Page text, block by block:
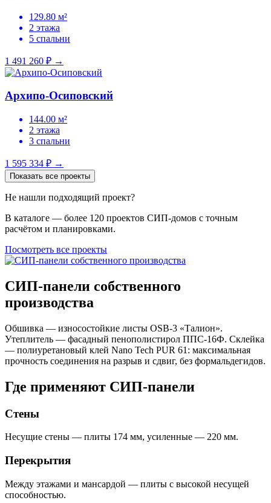
129.80 м²
2 этажа
5 спальни
1 491 260 ₽ →
Архипо-Осиповский
144.00 м²
2 этажа
3 спальни
1 595 334 ₽ →
Показать все проекты
Не нашли подходящий проект?
В каталоге — более 120 проектов СИП-домов с точным
расчётом и планировками.
Посмотреть все проекты
СИП-панели собственного
производства
Обшивка — износостойкие листы OSB-3 «Талион».
Утеплитель — фасадный пенополистирол ППС-16Ф. Склейка
— полиуретановый клей Nano Tech PUR 61: максимальная
прочность соединения на разрыв и сдвиг, без формальдегидов.
Где применяют СИП-панели
Стены
Несущие стены — плиты 174 мм, усиленные — 220 мм.
Перекрытия
Между этажами и мансардой — плиты с высокой несущей
способностью.